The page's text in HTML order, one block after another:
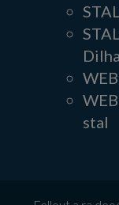
stal